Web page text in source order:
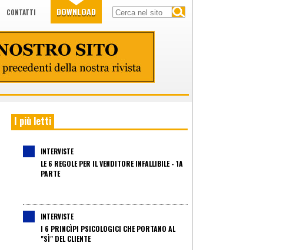
CONTATTI DOWNLOAD
I più letti
INTERVISTE
LE 6 REGOLE PER IL VENDITORE INFALLIBILE - 1A
PARTE
INTERVISTE
I 6 PRINCÌPI PSICOLOGICI CHE PORTANO AL
"SÌ" DEL CLIENTE